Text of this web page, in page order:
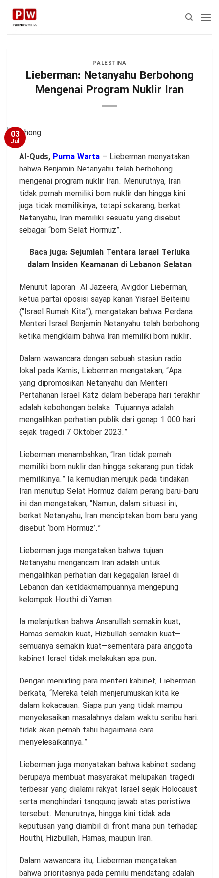
Skip
content
PALESTINA
Lieberman: Netanyahu Berbohong
Mengenai Program Nuklir Iran
03
Jul
Al-Quds, Purna Warta – Lieberman menyatakan
bahwa Benjamin Netanyahu telah berbohong
mengenai program nuklir Iran. Menurutnya, Iran
tidak pernah memiliki bom nuklir dan hingga kini
juga tidak memilikinya, tetapi sekarang, berkat
Netanyahu, Iran memiliki sesuatu yang disebut
sebagai “bom Selat Hormuz”.
Baca juga: Sejumlah Tentara Israel Terluka
dalam Insiden Keamanan di Lebanon Selatan
Menurut laporan Al Jazeera, Avigdor Lieberman,
ketua partai oposisi sayap kanan Yisrael Beiteinu
(“Israel Rumah Kita”), mengatakan bahwa Perdana
Menteri Israel Benjamin Netanyahu telah berbohong
ketika mengklaim bahwa Iran memiliki bom nuklir.
Dalam wawancara dengan sebuah stasiun radio
lokal pada Kamis, Lieberman mengatakan, “Apa
yang dipromosikan Netanyahu dan Menteri
Pertahanan Israel Katz dalam beberapa hari terakhir
adalah kebohongan belaka. Tujuannya adalah
mengalihkan perhatian publik dari genap 1.000 hari
sejak tragedi 7 Oktober 2023.”
Lieberman menambahkan, “Iran tidak pernah
memiliki bom nuklir dan hingga sekarang pun tidak
memilikinya.” Ia kemudian merujuk pada tindakan
Iran menutup Selat Hormuz dalam perang baru-baru
ini dan mengatakan, “Namun, dalam situasi ini,
berkat Netanyahu, Iran menciptakan bom baru yang
disebut ‘bom Hormuz’.”
Lieberman juga mengatakan bahwa tujuan
Netanyahu mengancam Iran adalah untuk
mengalihkan perhatian dari kegagalan Israel di
Lebanon dan ketidakmampuannya mengepung
kelompok Houthi di Yaman.
Ia melanjutkan bahwa Ansarullah semakin kuat,
Hamas semakin kuat, Hizbullah semakin kuat—
semuanya semakin kuat—sementara para anggota
kabinet Israel tidak melakukan apa pun.
Dengan menuding para menteri kabinet, Lieberman
berkata, “Mereka telah menjerumuskan kita ke
dalam kekacauan. Siapa pun yang tidak mampu
menyelesaikan masalahnya dalam waktu seribu hari,
tidak akan pernah tahu bagaimana cara
menyelesaikannya.”
Lieberman juga menyatakan bahwa kabinet sedang
berupaya membuat masyarakat melupakan tragedi
terbesar yang dialami rakyat Israel sejak Holocaust
serta menghindari tanggung jawab atas peristiwa
tersebut. Menurutnya, hingga kini tidak ada
keputusan yang diambil di front mana pun terhadap
Houthi, Hizbullah, Hamas, maupun Iran.
Dalam wawancara itu, Lieberman mengatakan
bahwa prioritasnya pada pemilu mendatang adalah